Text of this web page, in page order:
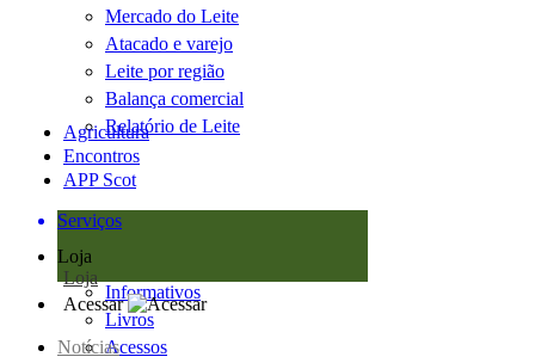
Mercado do Leite
Atacado e varejo
Leite por região
Balança comercial
Relatório de Leite
Agricultura
Encontros
APP Scot
Serviços
Loja
Loja
Informativos
Livros
Acessos
Acessar
Notícias